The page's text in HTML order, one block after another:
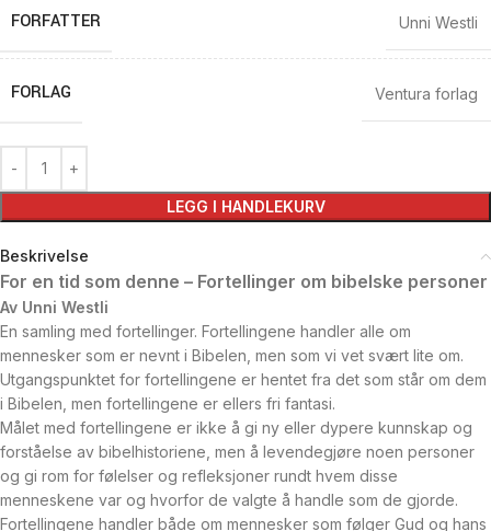
FORFATTER Unni Westli
FORLAG Ventura forlag
LEGG I HANDLEKURV
Beskrivelse
For en tid som denne – Fortellinger om bibelske personer
Av Unni Westli
En samling med fortellinger. Fortellingene handler alle om
mennesker som er nevnt i Bibelen, men som vi vet svært lite om.
Utgangspunktet for fortellingene er hentet fra det som står om dem
i Bibelen, men fortellingene er ellers fri fantasi.
Målet med fortellingene er ikke å gi ny eller dypere kunnskap og
forståelse av bibelhistoriene, men å levendegjøre noen personer
og gi rom for følelser og refleksjoner rundt hvem disse
menneskene var og hvorfor de valgte å handle som de gjorde.
Fortellingene handler både om mennesker som følger Gud og hans